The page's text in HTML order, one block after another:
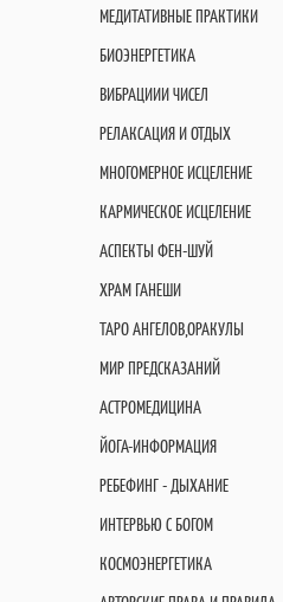
МЕДИТАТИВНЫЕ ПРАКТИКИ
БИОЭНЕРГЕТИКА
ВИБРАЦИИИ ЧИСЕЛ
РЕЛАКСАЦИЯ И ОТДЫХ
МНОГОМЕРНОЕ ИСЦЕЛЕНИЕ
КАРМИЧЕСКОЕ ИСЦЕЛЕНИЕ
АСПЕКТЫ ФЕН-ШУЙ
ХРАМ ГАНЕШИ
ТАРО АНГЕЛОВ,ОРАКУЛЫ
МИР ПРЕДСКАЗАНИЙ
АСТРОМЕДИЦИНА
ЙОГА-ИНФОРМАЦИЯ
РЕБЕФИНГ - ДЫХАНИЕ
ИНТЕРВЬЮ С БОГОМ
КОСМОЭНЕРГЕТИКА